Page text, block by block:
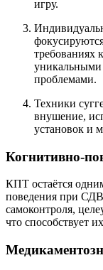
игру.
требованиях
проблемами.
Техники
внушение,
установок и
Когнитивно-
КПТ остаётся
поведения при
самоконтроля,
что способствует